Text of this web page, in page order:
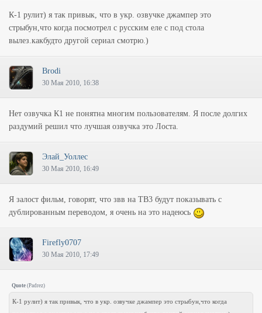
К-1 рулит) я так привык, что в укр. озвучке джампер это
стрыбун,что когда посмотрел с русским еле с под стола
вылез.какбудто другой сериал смотрю.)
Brodi
30 Мая 2010, 16:38
Нет озвучка К1 не понятна многим пользователям. Я после долгих
раздумий решил что лучшая озвучка это Лоста.
Элай_Уоллес
30 Мая 2010, 16:49
Я залост фильм, говорят, что звв на ТВ3 будут показывать с
дублированным переводом, я очень на это надеюсь
Firefly0707
30 Мая 2010, 17:49
Quote (Padrez)
К-1 рулит) я так привык, что в укр. озвучке джампер это стрыбун,что когда